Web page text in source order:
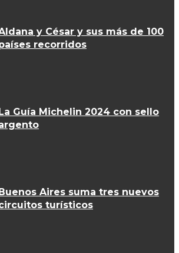
y César y sus más de 100
recorridos
Guía Michelin 2024 con sello
Aires suma tres nuevos
turísticos